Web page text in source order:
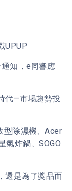
UPUP
知，e同響應
代—市場趨勢投
型除濕機、Acer
氣炸鍋、SOGO
還是為了獎品而